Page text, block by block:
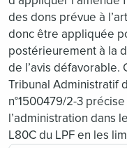
des dons prévue à
donc être appliquée
postérieurement à la
de l’avis défavorable.
Tribunal Administratif
n°1500479/2-3
l’administration dans
L80C du LPF en les